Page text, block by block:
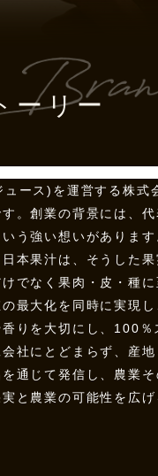
ーリー
ース)を運営する株式
。創業の背景には、
う強い想いがありま
本果汁は、そうした
でなく果肉・皮・種
最大化を同時に実現
りを大切にし、100
社にとどまらず、産
通じて発信し、農業
と農業の可能性を広